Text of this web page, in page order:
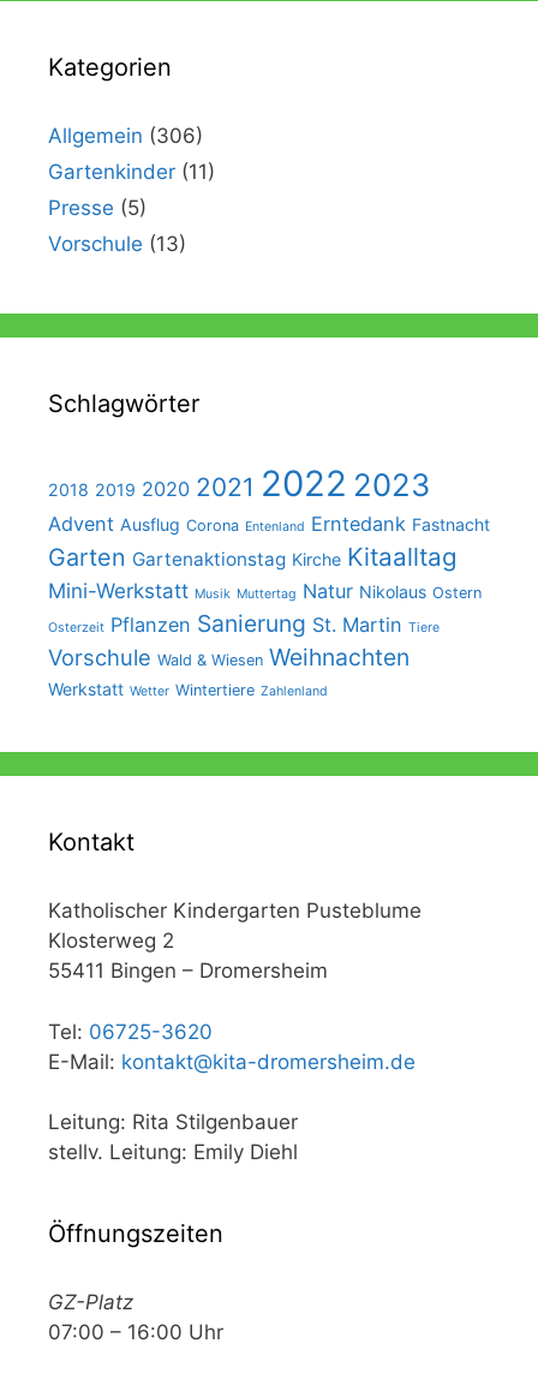
Kategorien
Allgemein (306)
Gartenkinder (11)
Presse (5)
Vorschule (13)
Schlagwörter
2018 2019 2020 2021 2022 2023
Advent Ausflug Corona Entenland Erntedank Fastnacht
Garten Gartenaktionstag Kirche Kitaalltag
Mini-Werkstatt Musik Muttertag Natur Nikolaus Ostern
Osterzeit Pflanzen Sanierung St. Martin Tiere
Vorschule Wald & Wiesen Weihnachten
Werkstatt Wetter Wintertiere Zahlenland
Kontakt
Katholischer Kindergarten Pusteblume
Klosterweg 2
55411 Bingen – Dromersheim
Tel: 06725-3620
E-Mail: kontakt@kita-dromersheim.de
Leitung: Rita Stilgenbauer
stellv. Leitung: Emily Diehl
Öffnungszeiten
GZ-Platz
07:00 – 16:00 Uhr